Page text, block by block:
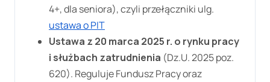
4+, dla seniora), czyli przełączniki ulg.
ustawa o PIT
Ustawa z 20 marca 2025 r. o rynku pracy
i służbach zatrudnienia (Dz.U. 2025 poz.
620). Reguluje Fundusz Pracy oraz